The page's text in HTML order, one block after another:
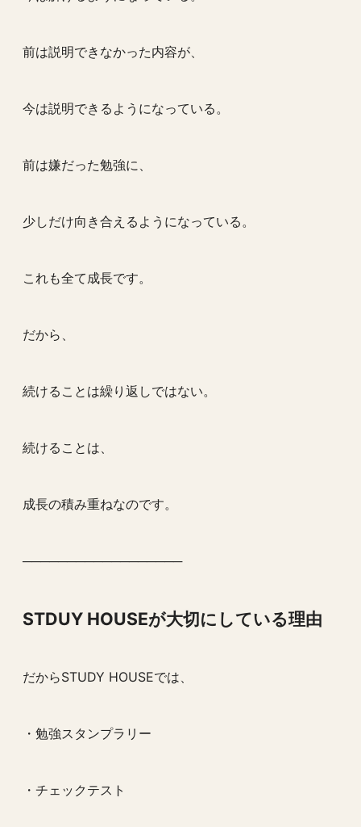
前は説明できなかった内容が、
今は説明できるようになっている。
前は嫌だった勉強に、
少しだけ向き合えるようになっている。
これも全て成長です。
だから、
続けることは繰り返しではない。
続けることは、
成長の積み重ねなのです。
──────────────────
STDUY HOUSEが大切にしている理由
だからSTUDY HOUSEでは、
・勉強スタンプラリー
・チェックテスト